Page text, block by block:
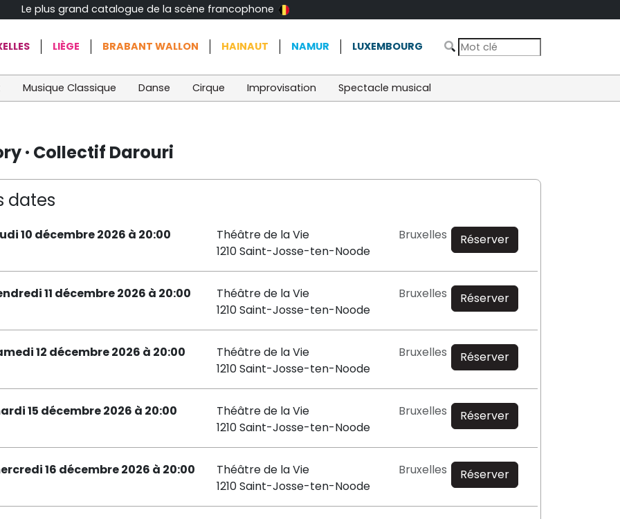
Le plus grand catalogue de la scène francophone
LIÈGE BRABANT WALLON HAINAUT NAMUR LUXEMBOURG
Musique Classique Danse Cirque Improvisation Spectacle musical
· Collectif Darouri
dates
10 décembre 2026 à 20:00
Théâtre de la Vie
1210 Saint-Josse-ten-Noode
Bruxelles Réserver
11 décembre 2026 à 20:00
Théâtre de la Vie
1210 Saint-Josse-ten-Noode
Bruxelles Réserver
12 décembre 2026 à 20:00
Théâtre de la Vie
1210 Saint-Josse-ten-Noode
Bruxelles Réserver
15 décembre 2026 à 20:00
Théâtre de la Vie
1210 Saint-Josse-ten-Noode
Bruxelles Réserver
16 décembre 2026 à 20:00
Théâtre de la Vie
1210 Saint-Josse-ten-Noode
Bruxelles Réserver